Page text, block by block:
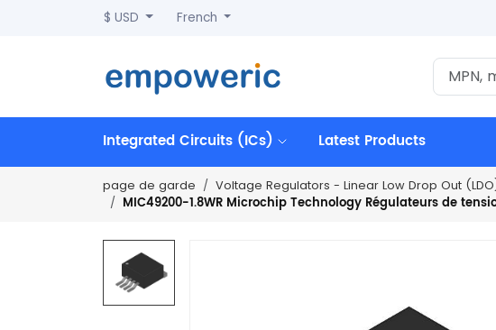
$ USD French
Integrated Circuits (ICs) Latest Products
page de garde Voltage Regulators - Linear Low Drop Out
MIC49200-1.8WR Microchip Technology Régulateurs de